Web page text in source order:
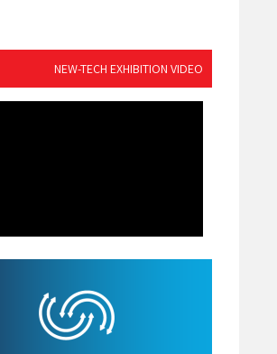
NEW-TECH EXHIBITION VIDEO